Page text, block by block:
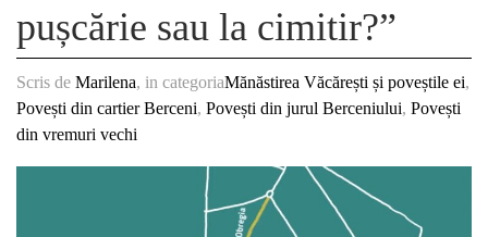
pușcărie sau la cimitir?”
Scris de Marilena, in categoriaMănăstirea Văcărești și poveștile ei,
Povești din cartier Berceni, Povești din jurul Berceniului, Povești
din vremuri vechi